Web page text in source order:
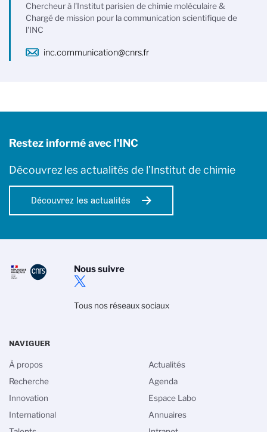
Chercheur à l'Institut parisien de chimie moléculaire &
Chargé de mission pour la communication scientifique de
l'INC
inc.communication@cnrs.fr
Restez informé avec l'INC
Découvrez les actualités de l’Institut de chimie
Découvrez les actualités
Nous suivre
Tous nos réseaux sociaux
NAVIGUER
À propos
Recherche
Innovation
International
Actualités
Agenda
Espace Labo
Annuaires